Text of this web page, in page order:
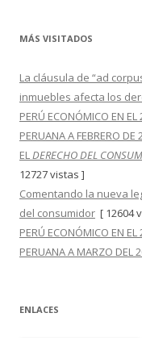
MÁS VISITADOS
La cláusula de “ad
inmuebles afecta los
PERÚ ECONÓMICO EN
PERUANA A FEBRERO DE
ELDERECHO DEL
12727 vistas ]
Comentando la nueva
del consumidor [ 12604
PERÚ ECONÓMICO EN
PERUANA A MARZO DEL
ENLACES